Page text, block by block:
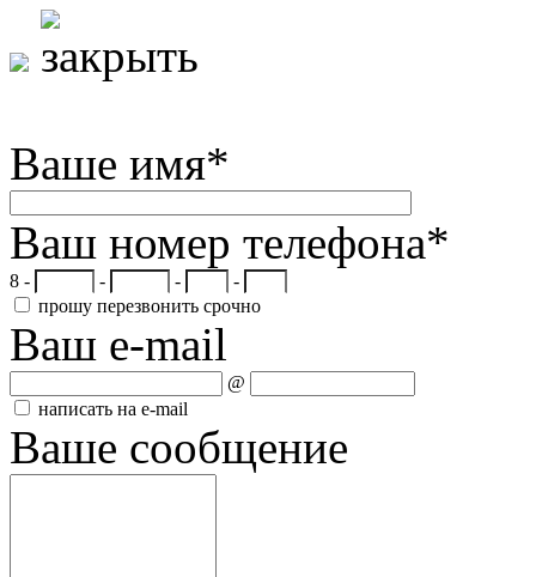
Ваше имя*
Ваш номер телефона*
8 - - -
-
прошу перезвонить срочно
Ваш e-mail
@
написать на e-mail
Ваше сообщение